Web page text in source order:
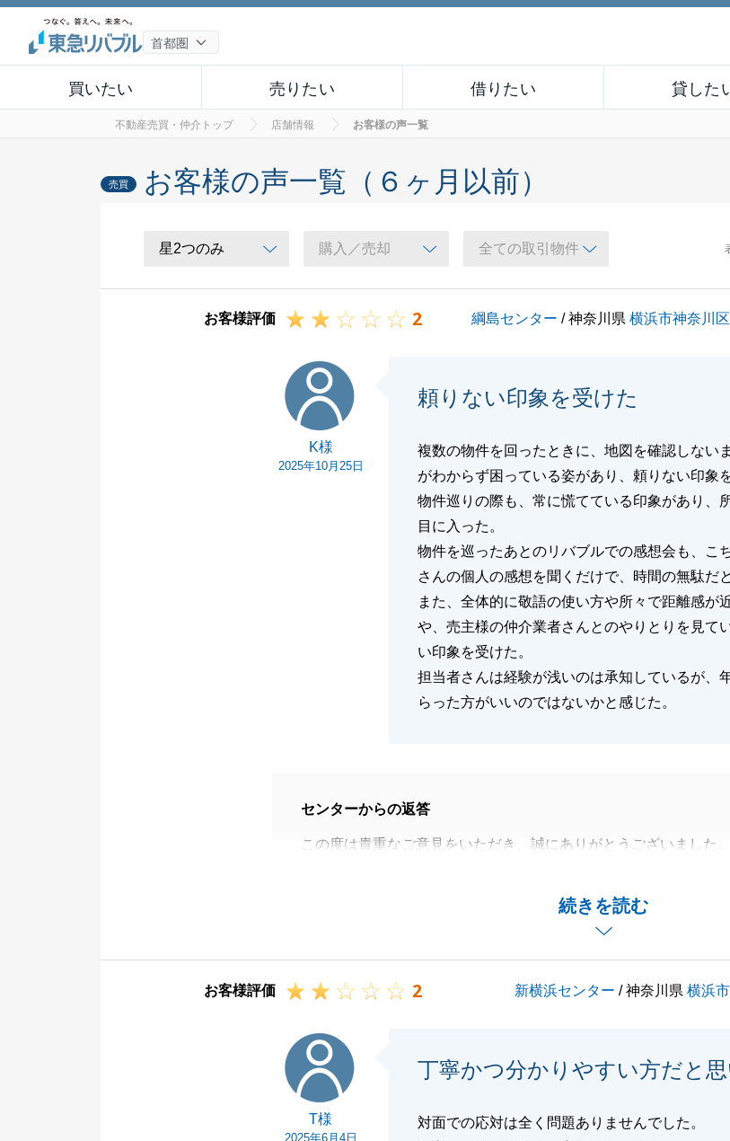
買いたい 売りたい 借りたい 貸した
不動産売買・仲介トップ 店舗情報 お客様の声一覧
売買 お客様の声一覧（６ヶ月以前）
お客様評価 2 綱島センター / 神奈川県横浜市神奈川区
K様
2025年10月25日
頼りない印象を受けた
複数の物件を回ったときに、地図を確認しない
がわからず困っている姿があり、頼りない印象
物件巡りの際も、常に慌てている印象があり、
目に入った。
物件を巡ったあとのリバブルでの感想会も、こ
さんの個人の感想を聞くだけで、時間の無駄だ
また、全体的に敬語の使い方や所々で距離感が
や、売主様の仲介業者さんとのやりとりを見て
い印象を受けた。
担当者さんは経験が浅いのは承知しているが、
らった方がいいのではないかと感じた。
続きを読む
センターからの返答
この度は貴重なご意見をいただき、誠にありがとうございました。
また不動産のことでお困りのことがございましたらお気軽にお申し
お客様評価 2 新横浜センター / 神奈川県横浜
T様
2025年6月4日
丁寧かつ分かりやすい方だと
対面での応対は全く問題ありませんでした。